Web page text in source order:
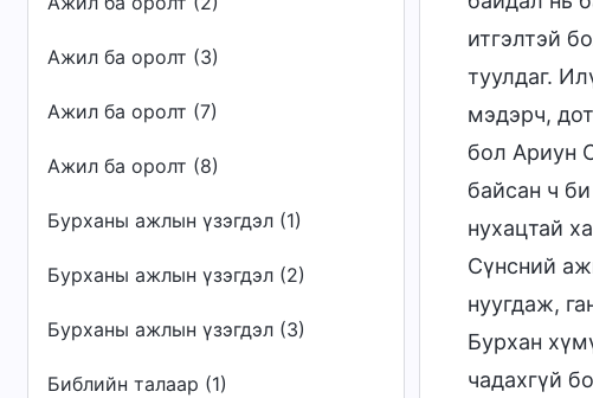
Ажил ба оролт (3)
Ажил ба оролт (7)
Ажил ба оролт (8)
Бурханы ажлын үзэгдэл (1)
Бурханы ажлын үзэгдэл (2)
Бурханы ажлын үзэгдэл (3)
Библийн талаар (1)
итгэлтэй
туулдаг.
мэдэрч,
бол Ариун
байсан ч
нухацтай
Сүнсний
нуугдаж,
Бурхан
чадахгүй